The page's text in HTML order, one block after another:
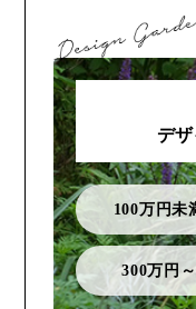
デ
100万円未
300万円～